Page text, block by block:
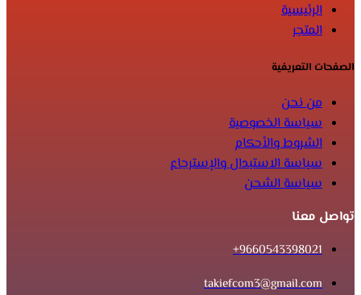
الرئيسية
المتجر
الصفحات التعريفية
من نحن
سياسة الخصوصية
الشروط والأحكام
سياسة الاستبدال والإسترجاع
سياسة الشحن
تواصل معنا
9660543398021+
takiefcom3@gmail.com